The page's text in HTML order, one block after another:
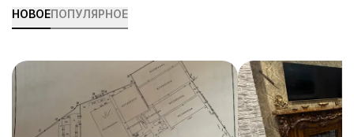
НОВОЕПОПУЛЯРНОЕ